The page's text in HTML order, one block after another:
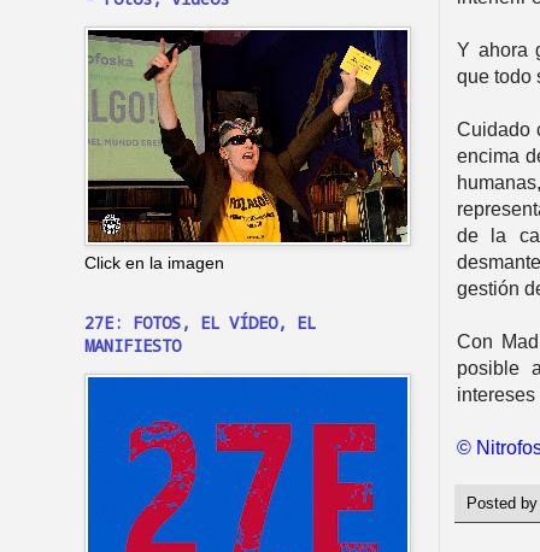
Y ahora
que todo
Cuidado
encima
de la
gestión
Con
posible
©
Posted
Click en la imagen
27E: FOTOS, EL VÍDEO, EL
MANIFIESTO